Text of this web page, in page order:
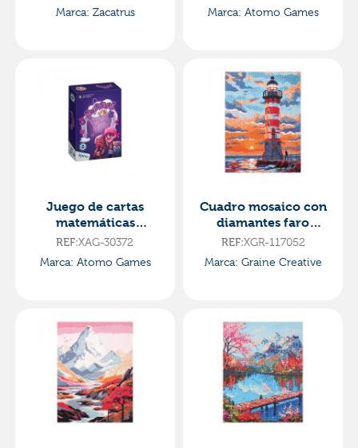
Marca: Zacatrus
Marca: Atomo Games
Juego de cartas
matemáticas
numerópolis club a
REF:XAG-30372
Marca: Atomo Games
Cuadro mosaico con
diamantes faro
30x40cm diamond
painting
REF:XGR-117052
Marca: Graine Creative